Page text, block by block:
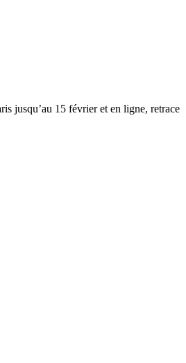
jusqu’au 15 février et en ligne, retrace